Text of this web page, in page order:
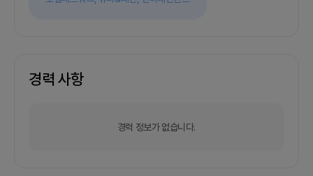
경력 사항
경력 정보가 없습니다.